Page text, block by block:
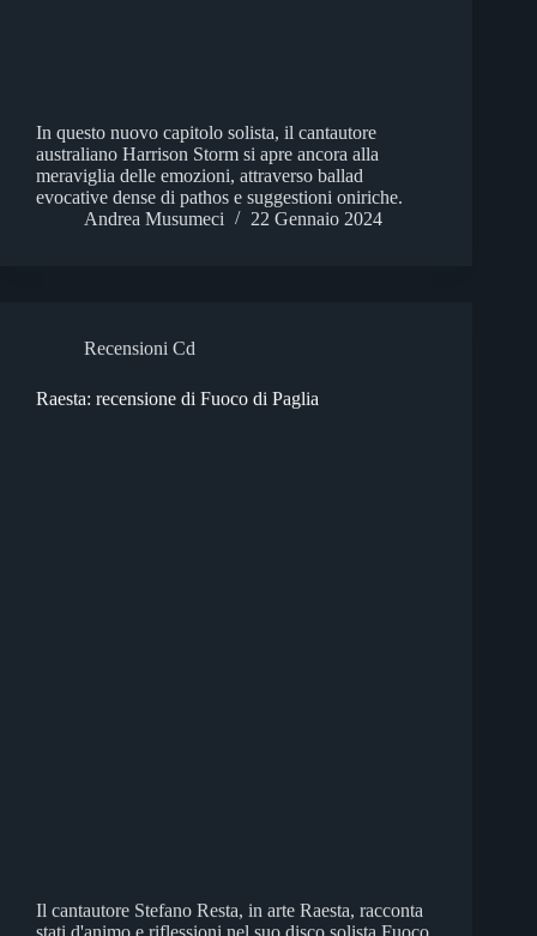
In questo nuovo capitolo solista, il cantautore
australiano Harrison Storm si apre ancora alla
meraviglia delle emozioni, attraverso ballad
evocative dense di pathos e suggestioni oniriche.
Andrea Musumeci
22 Gennaio 2024
Recensioni Cd
Raesta: recensione di Fuoco di Paglia
Il cantautore Stefano Resta, in arte Raesta, racconta